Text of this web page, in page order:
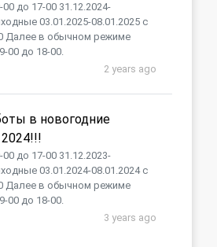
00 до 17-00 31.12.2024-
03.01.2025-08.01.2025 с
Далее в обычном режиме
00 до 18-00.
2 years ago
в новогодние
00 до 17-00 31.12.2023-
03.01.2024-08.01.2024 с
Далее в обычном режиме
00 до 18-00.
3 years ago